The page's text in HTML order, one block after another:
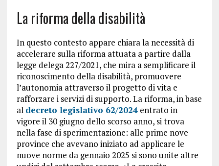
La riforma della disabilità
In questo contesto appare chiara la necessità di
accelerare sulla riforma attuata a partire dalla
legge delega 227/2021, che mira a semplificare il
riconoscimento della disabilità, promuovere
l’autonomia attraverso il progetto di vita e
rafforzare i servizi di supporto. La riforma, in base
al decreto legislativo 62/2024entrato in
vigore il 30 giugno dello scorso anno, si trova
nella fase di sperimentazione: alle prime nove
province che avevano iniziato ad applicare le
nuove norme da gennaio 2025 si sono unite altre